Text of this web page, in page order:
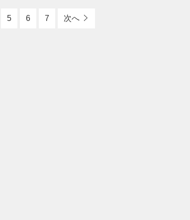
5 6 7 次へ